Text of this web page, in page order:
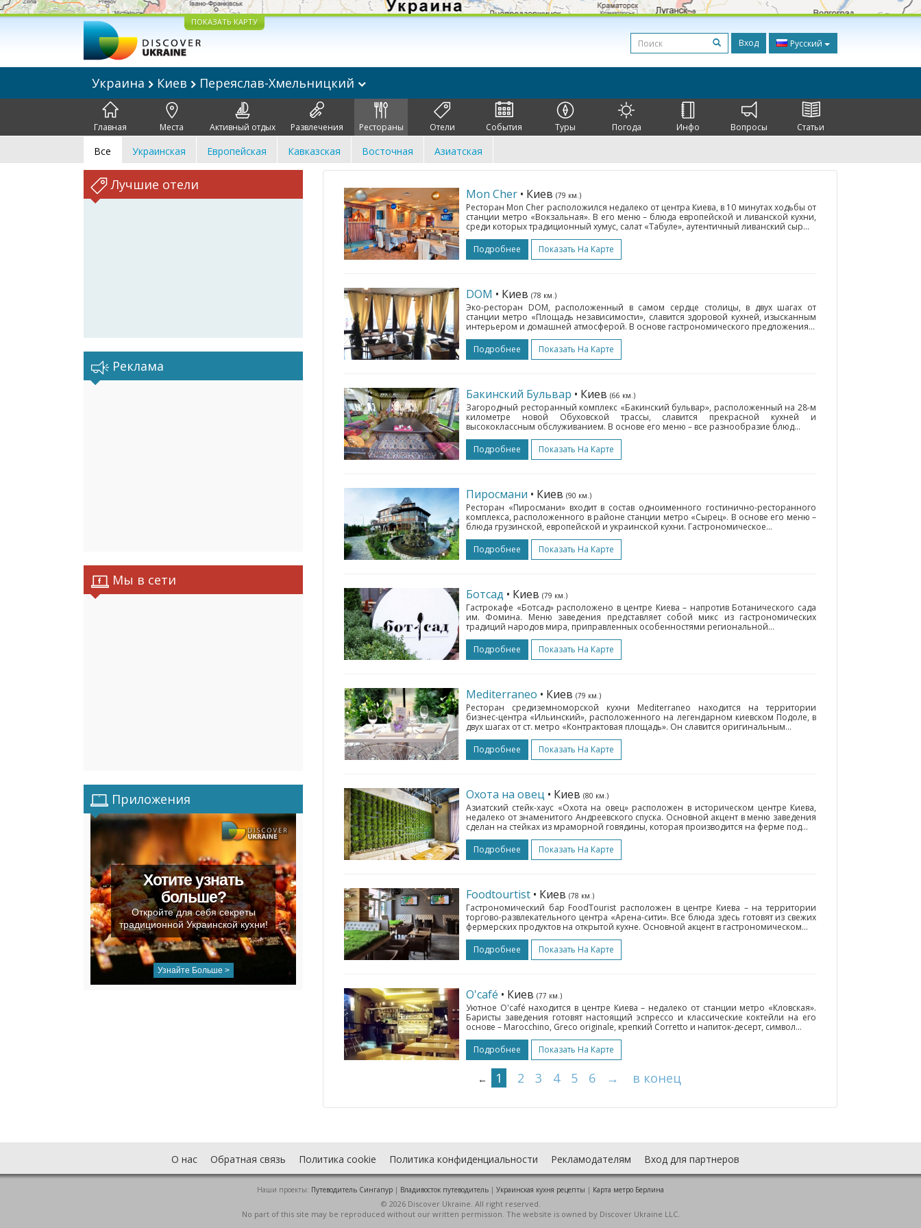
ПОКАЗАТЬ КАРТУ
Вход Русский
Украина Киев Переяслав-Хмельницкий
Главная Места Активный отдых Развлечения Рестораны Отели События Туры Погода Инфо Вопросы Статьи
Все Украинская Европейская Кавказская Восточная Азиатская
Лучшие отели
Реклама
Мы в сети
Приложения
Хотите узнать
больше?
Откройте для себя секреты
традиционной Украинской кухни!
Узнайте Больше >
Mon Cher • Киев (79 км.)
Ресторан Mon Cher расположился недалеко от центра Киева, в 10 минутах ходьбы от
станции метро «Вокзальная». В его меню – блюда европейской и ливанской кухни,
среди которых традиционный хумус, салат «Табуле», аутентичный ливанский сыр...
Подробнее
Показать На Карте
DOM • Киев (78 км.)
Эко-ресторан DOM, расположенный в самом сердце столицы, в двух шагах от
станции метро «Площадь независимости», славится здоровой кухней, изысканным
интерьером и домашней атмосферой. В основе гастрономического предложения...
Подробнее
Показать На Карте
Бакинский Бульвар • Киев (66 км.)
Загородный ресторанный комплекс «Бакинский бульвар», расположенный на 28-м
километре новой Обуховской трассы, славится прекрасной кухней и
высококлассным обслуживанием. В основе его меню – все разнообразие блюд...
Подробнее
Показать На Карте
Пиросмани • Киев (90 км.)
Ресторан «Пиросмани» входит в состав одноименного гостинично-ресторанного
комплекса, расположенного в районе станции метро «Сырец». В основе его меню –
блюда грузинской, европейской и украинской кухни. Гастрономическое...
Подробнее
Показать На Карте
Ботсад • Киев (79 км.)
Гастрокафе «Ботсад» расположено в центре Киева – напротив Ботанического сада
им. Фомина. Меню заведения представляет собой микс из гастрономических
традиций народов мира, приправленных особенностями региональной...
Подробнее
Показать На Карте
Mediterraneo • Киев (79 км.)
Ресторан средиземноморской кухни Mediterraneo находится на территории
бизнес-центра «Ильинский», расположенного на легендарном киевском Подоле, в
двух шагах от ст. метро «Контрактовая площадь». Он славится оригинальным...
Подробнее
Показать На Карте
Охота на овец • Киев (80 км.)
Азиатский стейк-хаус «Охота на овец» расположен в историческом центре Киева,
недалеко от знаменитого Андреевского спуска. Основной акцент в меню заведения
сделан на стейках из мраморной говядины, которая производится на ферме под...
Подробнее
Показать На Карте
Foodtourtist • Киев (78 км.)
Гастрономический бар FoodTourist расположен в центре Киева – на территории
торгово-развлекательного центра «Арена-сити». Все блюда здесь готовят из свежих
фермерских продуктов на открытой кухне. Основной акцент в гастрономическом...
Подробнее
Показать На Карте
O'café • Киев (77 км.)
Уютное O'café находится в центре Киева – недалеко от станции метро «Кловская».
Баристы заведения готовят настоящий эспрессо и классические коктейли на его
основе – Marocchino, Greco originale, крепкий Corretto и напиток-десерт, символ...
Подробнее
Показать На Карте
← 1 2 3 4 5 6 → в конец
О нас Обратная связь Политика cookie Политика конфиденциальности Рекламодателям Вход для партнеров
Наши проекты: Путеводитель Сингапур | Владивосток путеводитель | Украинская кухня рецепты | Карта метро Берлина
© 2026 Discover Ukraine. All right reserved.
No part of this site may be reproduced without our written permission. The website is owned by Discover Ukraine LLC.